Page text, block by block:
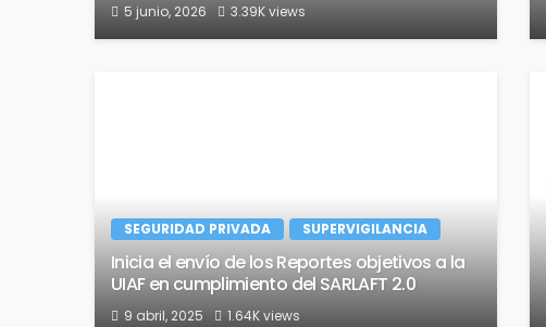
5 junio, 2026 3.39K views
SEGURIDAD PRIVADA SUPERVIGILANCIA
Inicia el envío de los Reportes objetivos a la
UIAF en cumplimiento del SARLAFT 2.0
9 abril, 2025 1.64K views